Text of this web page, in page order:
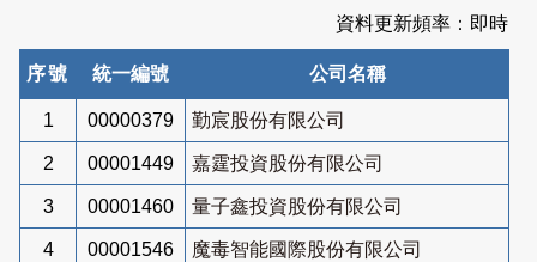
資料更新頻率：即時
序號 統一編號 公司名稱
1 00000379 勤宸股份有限公司
2 00001449 嘉霆投資股份有限公司
3 00001460 量子鑫投資股份有限公司
4 00001546 魔毒智能國際股份有限公司